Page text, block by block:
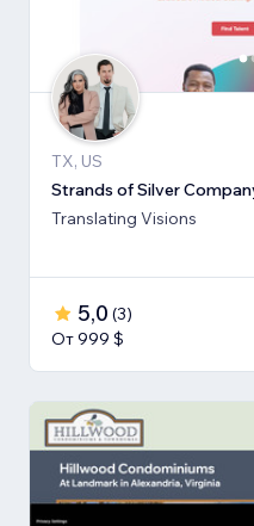
TX, US
Strands of Silver
Translating Visions
5,0 (3)
От 999 $